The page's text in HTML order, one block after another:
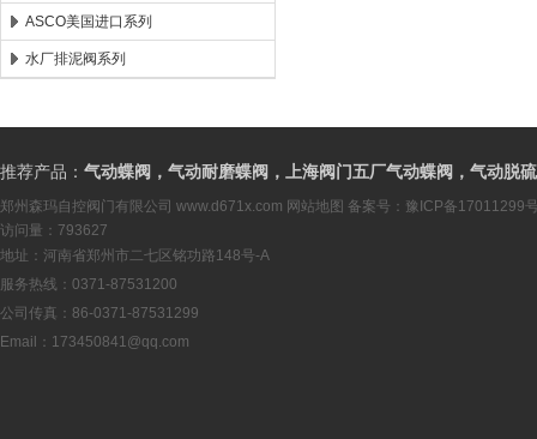
ASCO美国进口系列
水厂排泥阀系列
推荐产品： 气动蝶阀，气动耐磨蝶阀，上海阀门五厂气动蝶阀，气动脱
郑州森玛自控阀门有限公司 www.d671x.com 网站地图 备案号： 豫ICP备17011299
访问量：793627
地址：河南省郑州市二七区铭功路148号-A
服务热线：0371-87531200
公司传真：86-0371-87531299
Email： 173450841@qq.com